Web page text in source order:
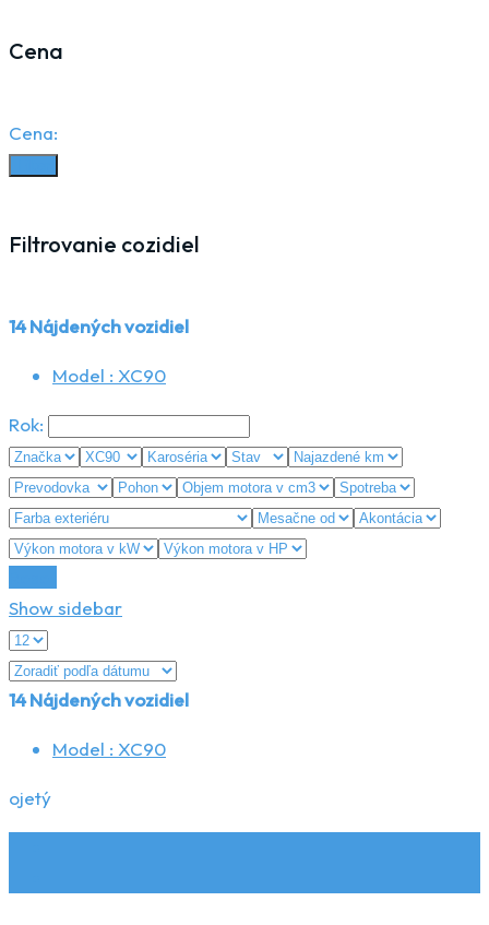
Cena
Cena:
Filtrovanie cozidiel
14Nájdených vozidiel
Model : XC90
Rok:
Show sidebar
14Nájdených vozidiel
Model : XC90
ojetý